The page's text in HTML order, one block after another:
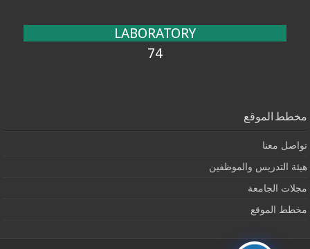
LABORATORY
74
مخطط الموقع
تواصل معنا
هيئة التدريس والموظفين
مجلات الجامعة
مخطط الموقع